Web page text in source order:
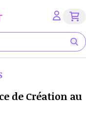
de Création au